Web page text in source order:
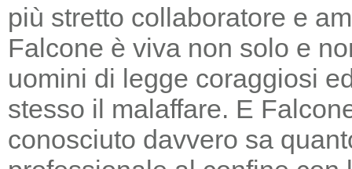
più stretto collaboratore e
Falcone è viva non solo e
uomini di legge coraggiosi
stesso il malaffare. E
conosciuto davvero sa